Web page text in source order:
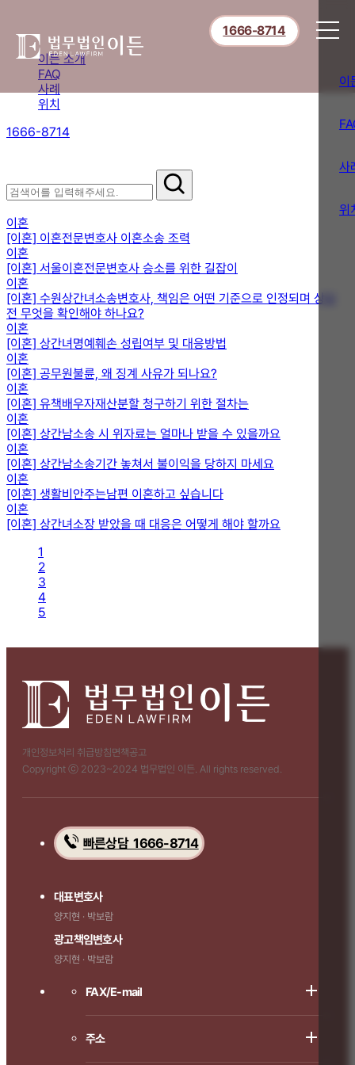
이든 소개
FAQ
사례
위치
1666-8714
1666-8714
이
사
위
이혼
[이혼] 이혼전문변호사 이혼소송 조력
이혼
[이혼] 서울이혼전문변호사 승소를 위한 길잡이
이혼
[이혼] 수원상간녀소송변호사, 책임은 어떤 기준으로 인정되며 상담
전 무엇을 확인해야 하나요?
이혼
[이혼] 상간녀명예훼손 성립여부 및 대응방법
이혼
[이혼] 공무원불륜, 왜 징계 사유가 되나요?
이혼
[이혼] 유책배우자재산분할 청구하기 위한 절차는
이혼
[이혼] 상간남소송 시 위자료는 얼마나 받을 수 있을까요
이혼
[이혼] 상간남소송기간 놓쳐서 불이익을 당하지 마세요
이혼
[이혼] 생활비안주는남편 이혼하고 싶습니다
이혼
[이혼] 상간녀소장 받았을 때 대응은 어떻게 해야 할까요
1
2
3
4
5
개인정보처리 취급방침 면책공고
Copyright ⓒ 2023~2024 법무법인 이든. All rights reserved.
빠른상담 1666-8714
대표변호사
양지현 · 박보람
광고책임변호사
양지현 · 박보람
FAX/E-mail
주소